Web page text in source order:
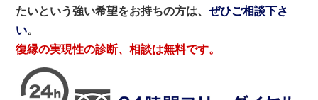
たいという強い希望をお持ちの方は、ぜひご相談下さ
い。
復縁の実現性の診断、相談は無料です。